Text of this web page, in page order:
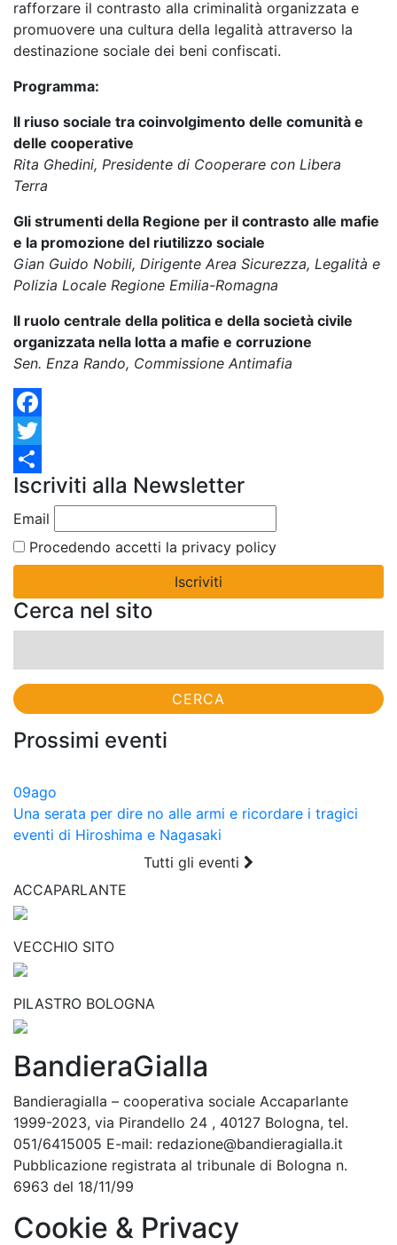
rafforzare il contrasto alla criminalità organizzata e
promuovere una cultura della legalità attraverso la
destinazione sociale dei beni confiscati.
Programma:
Il riuso sociale tra coinvolgimento delle comunità e
delle cooperative
Rita Ghedini, Presidente di Cooperare con Libera
Terra
Gli strumenti della Regione per il contrasto alle mafie
e la promozione del riutilizzo sociale
Gian Guido Nobili, Dirigente Area Sicurezza, Legalità e
Polizia Locale Regione Emilia-Romagna
Il ruolo centrale della politica e della società civile
organizzata nella lotta a mafie e corruzione
Sen. Enza Rando, Commissione Antimafia
Facebook
Twitter
Condividi
Iscriviti alla Newsletter
Email
Procedendo accetti la privacy policy
Cerca nel sito
Prossimi eventi
09ago
Una serata per dire no alle armi e ricordare i tragici
eventi di Hiroshima e Nagasaki
Tutti gli eventi
ACCAPARLANTE
VECCHIO SITO
PILASTRO BOLOGNA
BandieraGialla
Bandieragialla – cooperativa sociale Accaparlante
1999-2023, via Pirandello 24 , 40127 Bologna, tel.
051/6415005 E-mail: redazione@bandieragialla.it
Pubblicazione registrata al tribunale di Bologna n.
6963 del 18/11/99
Cookie & Privacy